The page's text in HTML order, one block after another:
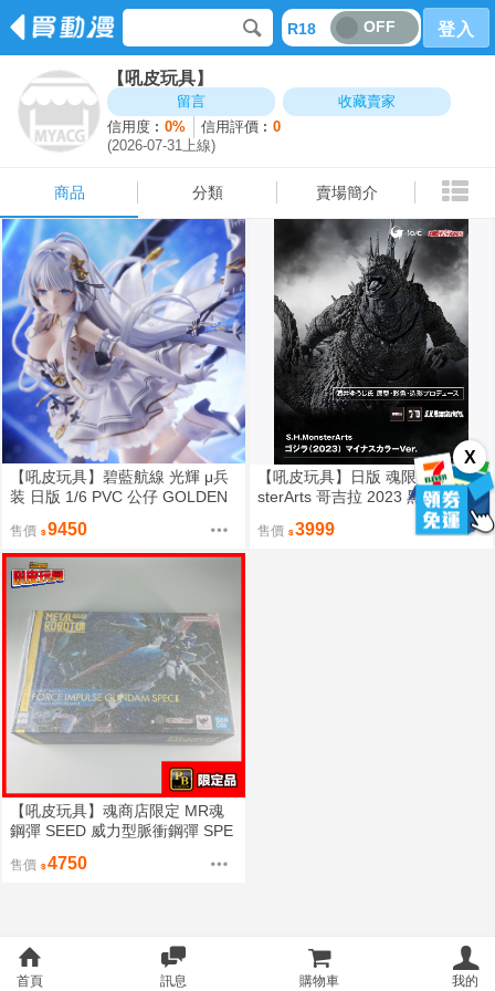
R18 OFF 登入
【吼皮玩具】
留言
收藏賣家
信用度︰0% 信用評價︰0
(2026-07-31上線)
商品 分類 賣場簡介
X
【吼皮玩具】碧藍航線 光輝 μ兵
装 日版 1/6 PVC 公仔 GOLDEN
售價 9450
【吼皮玩具】日版 魂限 S.H.Mon
sterArts 哥吉拉 2023 黑白負一哥
SHM 可動 公仔 酒井裕司
售價 3999
【吼皮玩具】魂商店限定 MR魂
鋼彈 SEED 威力型脈衝鋼彈 SPE
售價 4750
商品 分類
首頁 訊息 購物車 我的